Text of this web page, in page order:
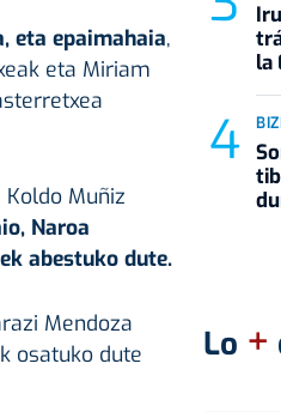
eta epaimahaia,
eta Miriam
Muñiz
Naroa
abestuko dute.
Mendoza
osatuko dute
la
Lo +